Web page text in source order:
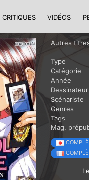
CRITIQUES VIDÉOS
Autres titres
Type
Catégorie
Année
Dessinateur
Scénariste
Genres
Tags
Mag.